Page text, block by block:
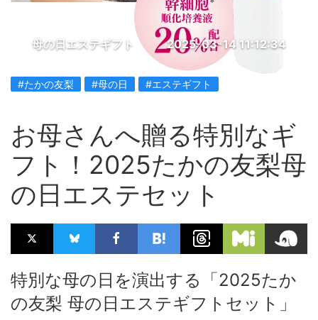
母の日エステギフト 2025-03-14 11:12:34
#たかの友梨 #母の日 #エステギフト
お母さんへ贈る特別なギ
フト！2025たかの友梨母
の日エステセット
特別な母の日を演出する「2025たか
の友梨 母の日エステギフトセット」